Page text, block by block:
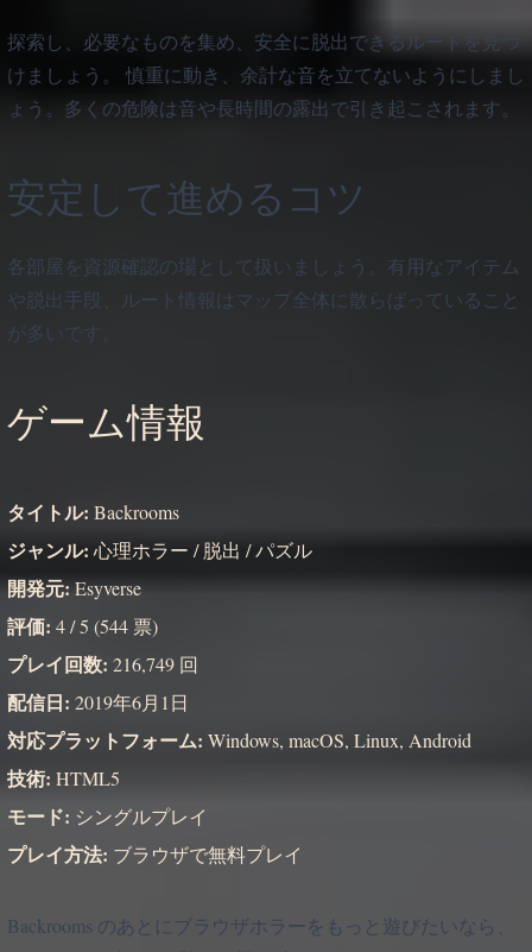
探索し、必要なものを集め、安全に脱出できるルートを見つ
けましょう。 慎重に動き、余計な音を立てないようにしまし
ょう。多くの危険は音や長時間の露出で引き起こされます。
安定して進めるコツ
各部屋を資源確認の場として扱いましょう。有用なアイテム
や脱出手段、ルート情報はマップ全体に散らばっていること
が多いです。
ゲーム情報
タイトル: Backrooms
ジャンル: 心理ホラー / 脱出 / パズル
開発元:Esyverse
評価: 4 / 5 (544 票)
プレイ回数: 216,749 回
配信日: 2019年6月1日
対応プラットフォーム: Windows, macOS, Linux, Android
技術: HTML5
モード: シングルプレイ
プレイ方法: ブラウザで無料プレイ
Backrooms のあとにブラウザホラーをもっと遊びたいなら、